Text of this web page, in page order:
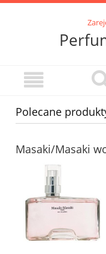
Polecane
Masaki/Masaki